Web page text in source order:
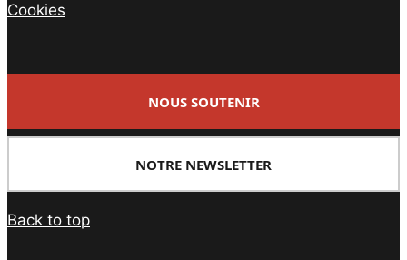
Cookies
NOUS SOUTENIR
NOTRE NEWSLETTER
Back to top